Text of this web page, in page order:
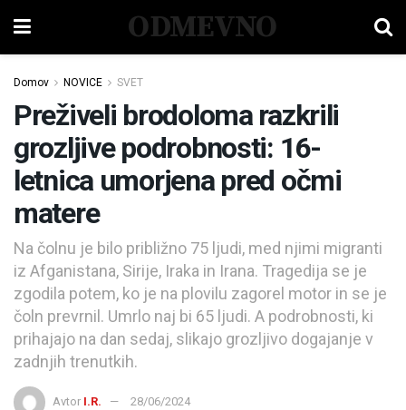
ODMEVNO
Domov NOVICE SVET
Preživeli brodoloma razkrili
grozljive podrobnosti: 16-
letnica umorjena pred očmi
matere
Na čolnu je bilo približno 75 ljudi, med njimi migranti
iz Afganistana, Sirije, Iraka in Irana. Tragedija se je
zgodila potem, ko je na plovilu zagorel motor in se je
čoln prevrnil. Umrlo naj bi 65 ljudi. A podrobnosti, ki
prihajajo na dan sedaj, slikajo grozljivo dogajanje v
zadnjih trenutkih.
Avtor I.R. 28/06/2024